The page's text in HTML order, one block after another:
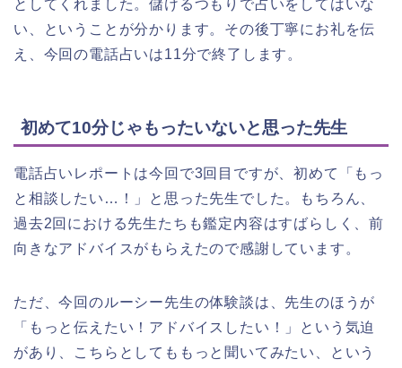
としてくれました。儲けるつもりで占いをしてはいな
い、ということが分かります。その後丁寧にお礼を伝
え、今回の電話占いは11分で終了します。
初めて10分じゃもったいないと思った先生
電話占いレポートは今回で3回目ですが、初めて「もっ
と相談したい…！」と思った先生でした。もちろん、
過去2回における先生たちも鑑定内容はすばらしく、前
向きなアドバイスがもらえたので感謝しています。
ただ、今回のルーシー先生の体験談は、先生のほうが
「もっと伝えたい！アドバイスしたい！」という気迫
があり、こちらとしてももっと聞いてみたい、という